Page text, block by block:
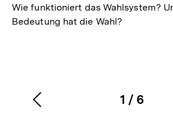
Wie funktioniert das Wahlsystem?
Bedeutung hat die Wahl?
1
von
/ 6
Vorherigen